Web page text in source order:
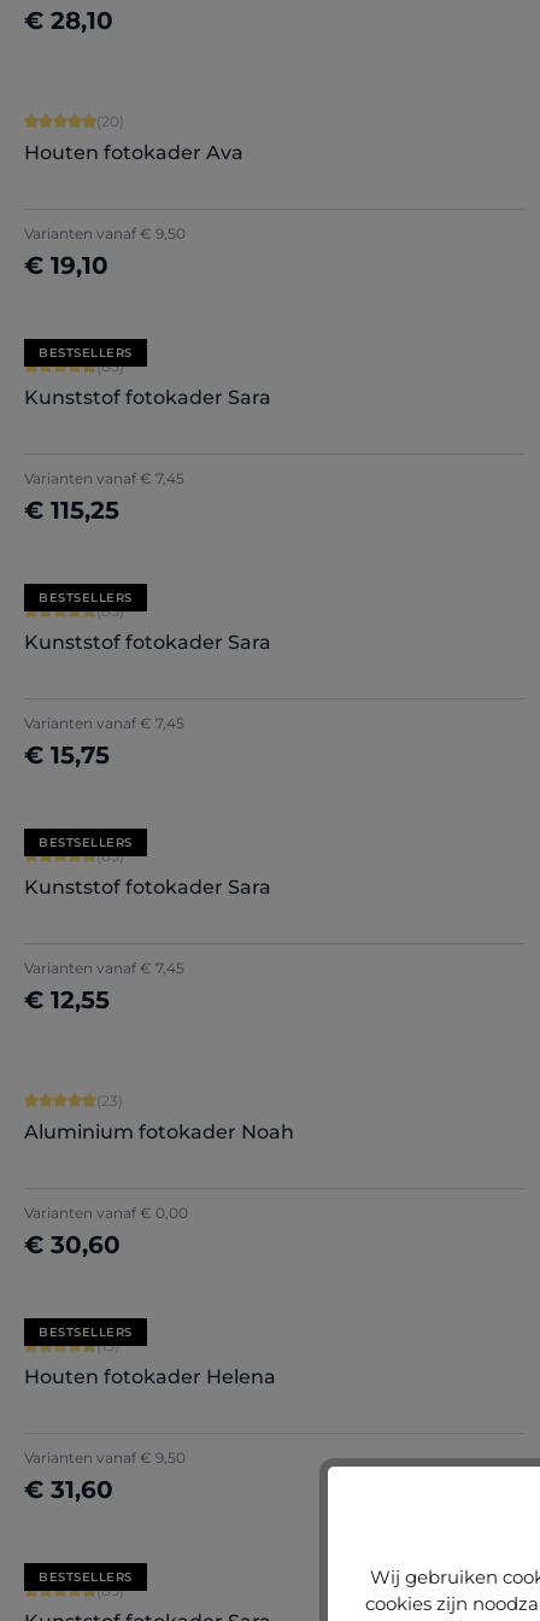
€ 28,10
Nu configureren
Gemiddelde score van 4.9 op 5 sterren
(20)
Houten fotokader Ava
Varianten vanaf € 9,50
€ 19,10
Nu configureren
BESTSELLERS
Gemiddelde score van 4.71 op 5 sterren
(85)
Kunststof fotokader Sara
Varianten vanaf € 7,45
€ 115,25
Nu configureren
BESTSELLERS
Gemiddelde score van 4.71 op 5 sterren
(85)
Kunststof fotokader Sara
Varianten vanaf € 7,45
€ 15,75
Nu configureren
BESTSELLERS
Gemiddelde score van 4.71 op 5 sterren
(85)
Kunststof fotokader Sara
Varianten vanaf € 7,45
€ 12,55
Nu configureren
Gemiddelde score van 4.91 op 5 sterren
(23)
Aluminium fotokader Noah
Varianten vanaf € 0,00
€ 30,60
Nu configureren
BESTSELLERS
Gemiddelde score van 4.8 op 5 sterren
(15)
Houten fotokader Helena
Varianten vanaf € 9,50
€ 31,60
Nu configureren
BESTSELLERS
Gemiddelde score van 4.71 op 5 sterren
(85)
Wij gebruiken
cookies zijn